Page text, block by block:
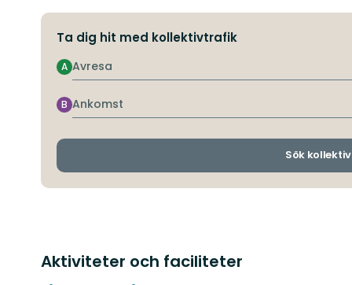
Ta dig hit med kollektivtrafik
Avresa
A
Ankomst
B
Sök
Aktiviteter och faciliteter